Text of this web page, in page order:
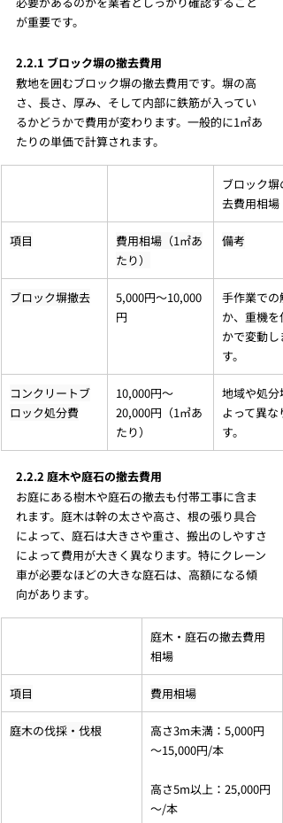
が重要です。
2.2.1 ブロック塀の撤去費用
敷地を囲むブロック塀の撤去費用です。塀の高
さ、長さ、厚み、そして内部に鉄筋が入ってい
るかどうかで費用が変わります。一般的に1㎡あ
たりの単価で計算されます。
ブロック塀
去費用相場
項目
費用相場（1㎡あ
たり）
備考
ブロック塀撤去
5,000円～10,000
円
手作業での
か、重機を
かで変動しま
す。
コンクリートブ
ロック処分費
10,000円～
20,000円（1㎥あ
たり）
地域や処分
よって異な
す。
2.2.2 庭木や庭石の撤去費用
お庭にある樹木や庭石の撤去も付帯工事に含ま
れます。庭木は幹の太さや高さ、根の張り具合
によって、庭石は大きさや重さ、搬出のしやすさ
によって費用が大きく異なります。特にクレーン
車が必要なほどの大きな庭石は、高額になる傾
向があります。
庭木・庭石の撤去費用
相場
項目 費用相場
庭木の伐採・伐根
高さ3m未満：5,000円
～15,000円/本
高さ5m以上：25,000円
～/本